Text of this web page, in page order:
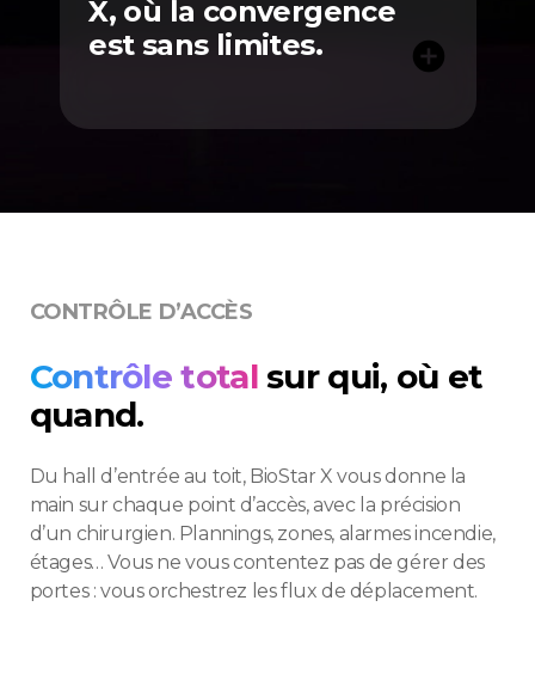
X, où la convergence
est sans limites.
add_circle
CONTRÔLE D’ACCÈS
Contrôle totalsur qui, où et
quand.
Du hall d’entrée au toit, BioStar X vous donne la
main sur chaque point d’accès, avec la précision
d’un chirurgien. Plannings, zones, alarmes incendie,
étages… Vous ne vous contentez pas de gérer des
portes : vous orchestrez les flux de déplacement.